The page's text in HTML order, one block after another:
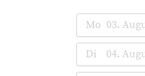
Mo 03.
Di 04.